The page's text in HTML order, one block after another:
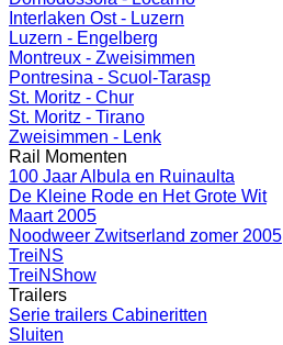
Interlaken Ost - Luzern
Luzern - Engelberg
Montreux - Zweisimmen
Pontresina - Scuol-Tarasp
St. Moritz - Chur
St. Moritz - Tirano
Zweisimmen - Lenk
Rail Momenten
100 Jaar Albula en Ruinaulta
De Kleine Rode en Het Grote Wit
Maart 2005
Noodweer Zwitserland zomer 2005
TreiNS
TreiNShow
Trailers
Serie trailers Cabineritten
Sluiten